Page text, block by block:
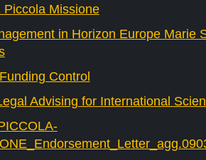
Piccola Missione
in Horizon Europe Marie
Control
Advising for International